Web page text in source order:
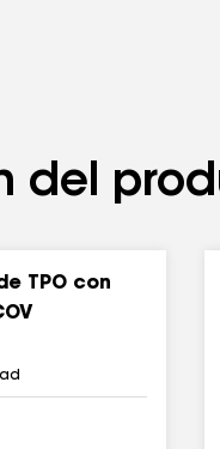
que requiera
del
TPO con